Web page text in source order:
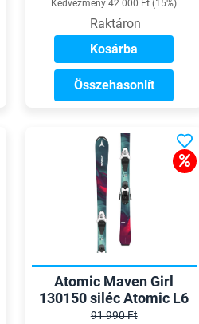
Kedvezmény 42 000 Ft (15%)
Raktáron
Kosárba
Összehasonlít
Atomic Maven Girl
130150 siléc Atomic L6
GW kötéssel
91 990 Ft